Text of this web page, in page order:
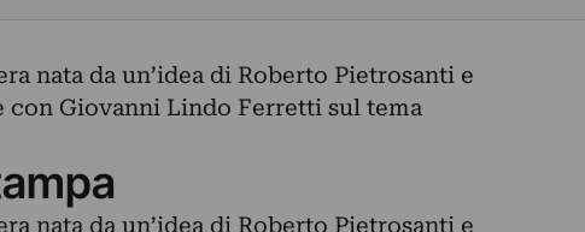
nata da un’idea di Roberto Pietrosanti e
con Giovanni Lindo Ferretti sul tema
nata da un’idea di Roberto Pietrosanti e